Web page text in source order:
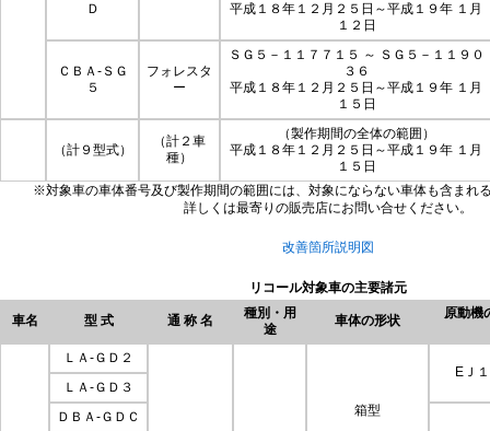
Ｄ
平成１８年１２月２５日～平成１９年 １月
１２日
ＣＢＡ-ＳＧ
５
フォレスタ
ー
ＳＧ５－１１７７１５ ～ ＳＧ５－１１９０
３６
平成１８年１２月２５日～平成１９年 １月
１５日
（計９型式）
（計２車
種）
（製作期間の全体の範囲）
平成１８年１２月２５日～平成１９年 １月
１５日
※対象車の車体番号及び製作期間の範囲には、対象にならない車体も含まれ
詳しくは最寄りの販売店にお問い合せください。
改善箇所説明図
リコール対象車の主要諸元
車名 型 式 通 称 名
種別・用
途
車体の形状 原動機
ＬＡ-ＧＤ２
箱型
EＪ
ＬＡ-ＧＤ３
ＤＢＡ-ＧＤＣ